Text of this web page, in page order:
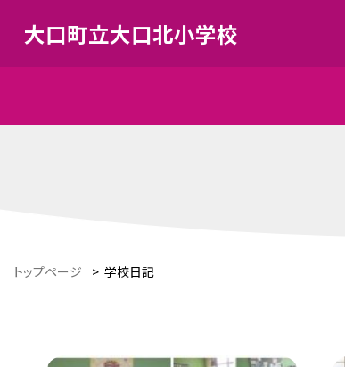
大口町立大口北小学校
トップページ > 学校日記